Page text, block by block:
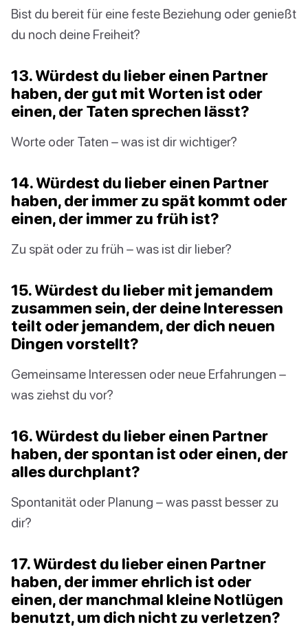
Bist du bereit für eine feste Beziehung oder genießt
du noch deine Freiheit?
13. Würdest du lieber einen Partner
haben, der gut mit Worten ist oder
einen, der Taten sprechen lässt?
Worte oder Taten – was ist dir wichtiger?
14. Würdest du lieber einen Partner
haben, der immer zu spät kommt oder
einen, der immer zu früh ist?
Zu spät oder zu früh – was ist dir lieber?
15. Würdest du lieber mit jemandem
zusammen sein, der deine Interessen
teilt oder jemandem, der dich neuen
Dingen vorstellt?
Gemeinsame Interessen oder neue Erfahrungen –
was ziehst du vor?
16. Würdest du lieber einen Partner
haben, der spontan ist oder einen, der
alles durchplant?
Spontanität oder Planung – was passt besser zu
dir?
17. Würdest du lieber einen Partner
haben, der immer ehrlich ist oder
einen, der manchmal kleine Notlügen
benutzt, um dich nicht zu verletzen?